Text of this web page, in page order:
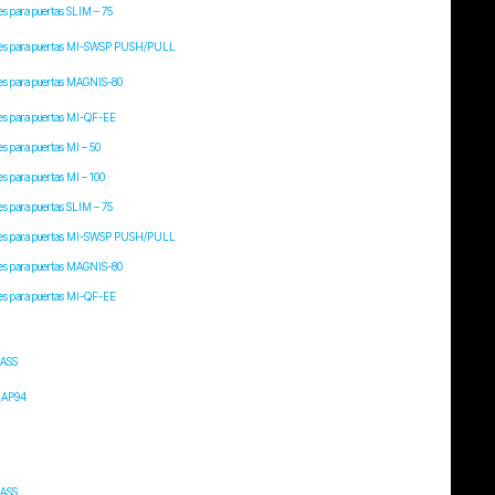
para puertas SLIM – 75
para puertas MI-SWSP PUSH/PULL
para puertas MAGNIS-80
para puertas MI-QF-EE
para puertas MI – 50
para puertas MI – 100
para puertas SLIM – 75
para puertas MI-SWSP PUSH/PULL
para puertas MAGNIS-80
para puertas MI-QF-EE